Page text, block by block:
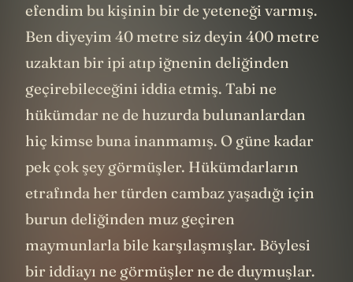
efendim bu kişinin bir de yeteneği varmış.
Ben diyeyim 40 metre siz deyin 400 metre
uzaktan bir ipi atıp iğnenin deliğinden
geçirebileceğini iddia etmiş. Tabi ne
hükümdar ne de huzurda bulunanlardan
hiç kimse buna inanmamış. O güne kadar
pek çok şey görmüşler. Hükümdarların
etrafında her türden cambaz yaşadığı için
burun deliğinden muz geçiren
maymunlarla bile karşılaşmışlar. Böylesi
bir iddiayı ne görmüşler ne de duymuşlar.